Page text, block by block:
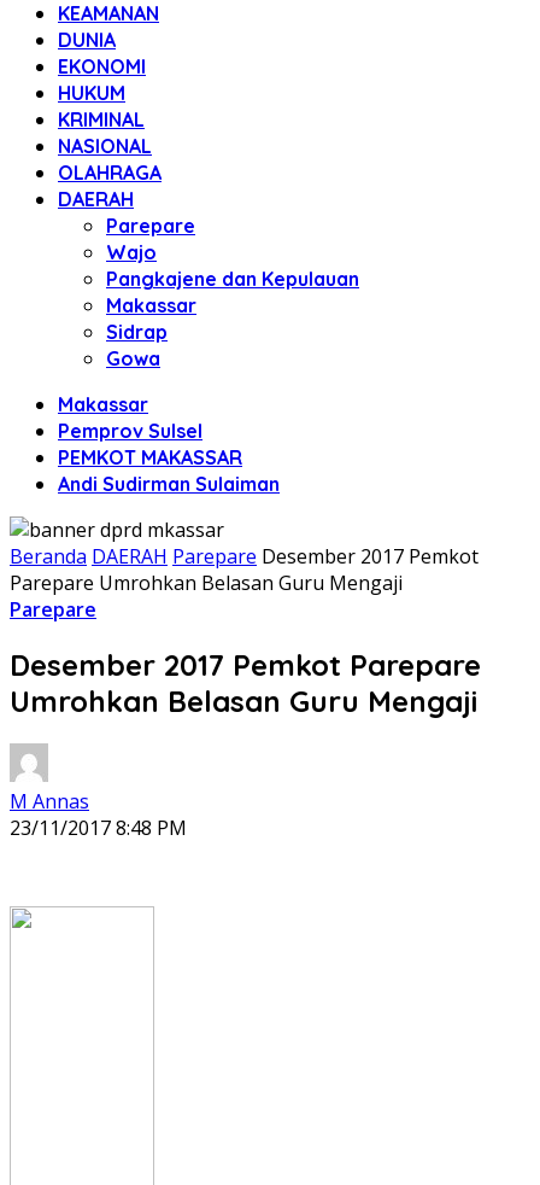
KEAMANAN
DUNIA
EKONOMI
HUKUM
KRIMINAL
NASIONAL
OLAHRAGA
DAERAH
Parepare
Wajo
Pangkajene dan Kepulauan
Makassar
Sidrap
Gowa
Makassar
Pemprov Sulsel
PEMKOT MAKASSAR
Andi Sudirman Sulaiman
Beranda DAERAH Parepare Desember 2017 Pemkot
Parepare Umrohkan Belasan Guru Mengaji ‎
Parepare
Desember 2017 Pemkot Parepare
Umrohkan Belasan Guru Mengaji ‎
M Annas
23/11/2017 8:48 PM